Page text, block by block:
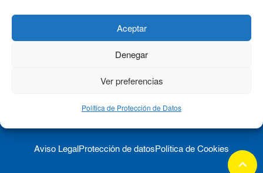
Aceptar
Denegar
Ver preferencias
Política de Protección de Datos
keyboard_arrow_up
Aviso Legal Protección de datos Política de Cookies